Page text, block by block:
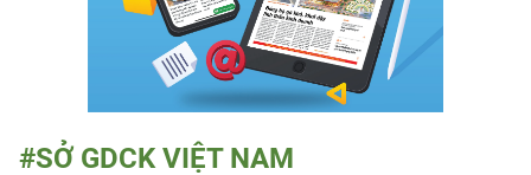
#SỞ GDCK VIỆT NAM